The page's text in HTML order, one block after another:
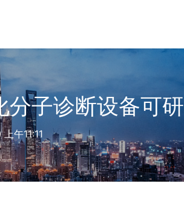
分子诊断设备可研
午11:11